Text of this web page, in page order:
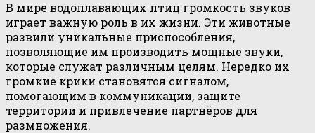
В мире водоплавающих птиц громкость звуков
играет важную роль в их жизни. Эти животные
развили уникальные приспособления,
позволяющие им производить мощные звуки,
которые служат различным целям. Нередко их
громкие крики становятся сигналом,
помогающим в коммуникации, защите
территории и привлечение партнёров для
размножения.